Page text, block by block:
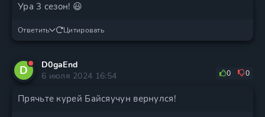
Ура 3 сезон! 😃
Ответить Цитировать
D
D0gaEnd
6 июля 2024 16:54
0 0
Прячьте курей Байсяучун вернулся!